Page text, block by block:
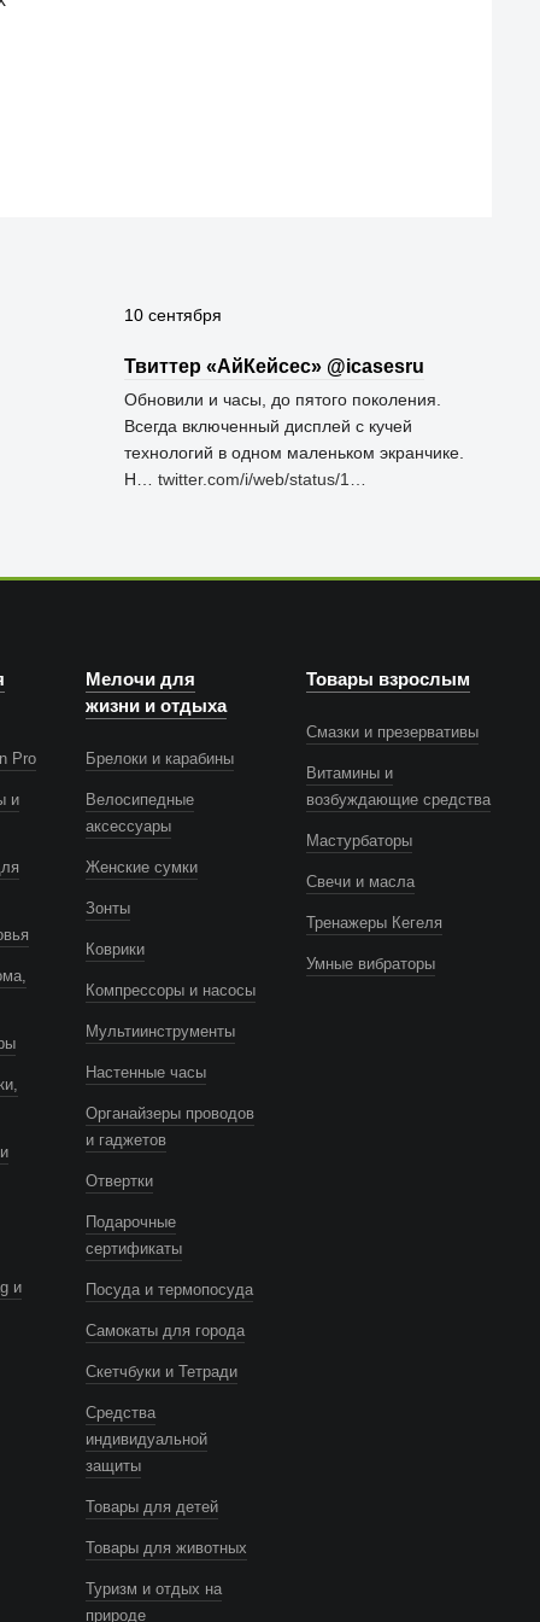
10 сентября
Твиттер «АйКейсес» ‏@icasesru
Обновили и часы, до пятого поколения.
Всегда включенный дисплей с кучей
технологий в одном маленьком экранчике.
Н… twitter.com/i/web/status/1…
Pro
и
и
Мелочи для
жизни и отдыха
Брелоки и карабины
Велосипедные
аксессуары
Женские сумки
Зонты
Коврики
Компрессоры и насосы
Мультиинструменты
Настенные часы
Органайзеры проводов
и гаджетов
Отвертки
Подарочные
сертификаты
Посуда и термопосуда
Самокаты для города
Скетчбуки и Тетради
Средства
индивидуальной
защиты
Товары для детей
Товары для животных
Туризм и отдых на
природе
Товары взрослым
Смазки и презервативы
Витамины и
возбуждающие средства
Мастурбаторы
Свечи и масла
Тренажеры Кегеля
Умные вибраторы